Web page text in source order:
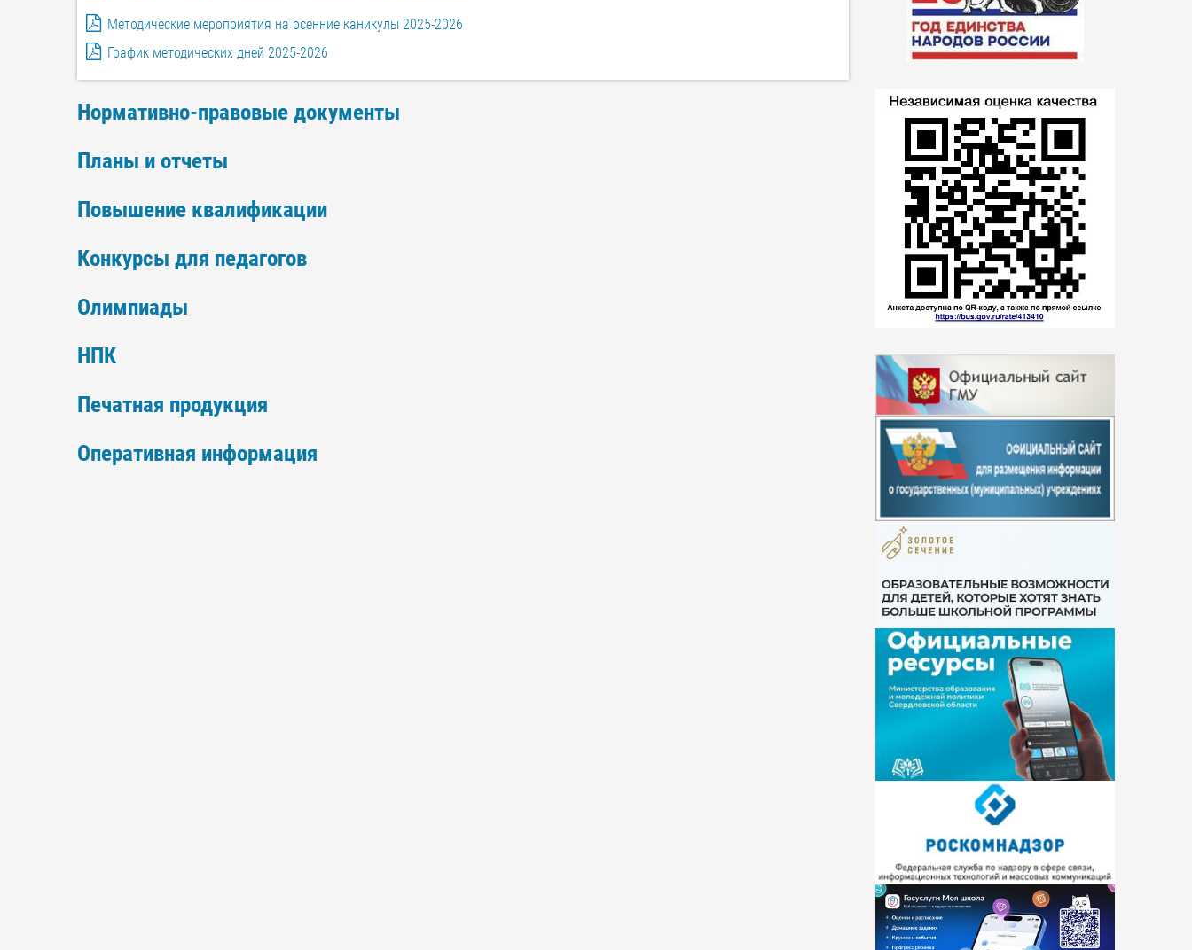
Методические мероприятия на осенние каникулы 2025-2026
График методических дней 2025-2026
Нормативно-правовые документы
Планы и отчеты
Повышение квалификации
Конкурсы для педагогов
Олимпиады
НПК
Печатная продукция
Оперативная информация